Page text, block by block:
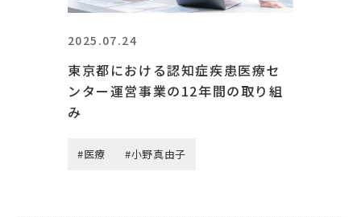
2025.07.24
東京都における認知症疾患医療セ
ンター運営事業の12年間の取り組
み
#医療 #小野真由子